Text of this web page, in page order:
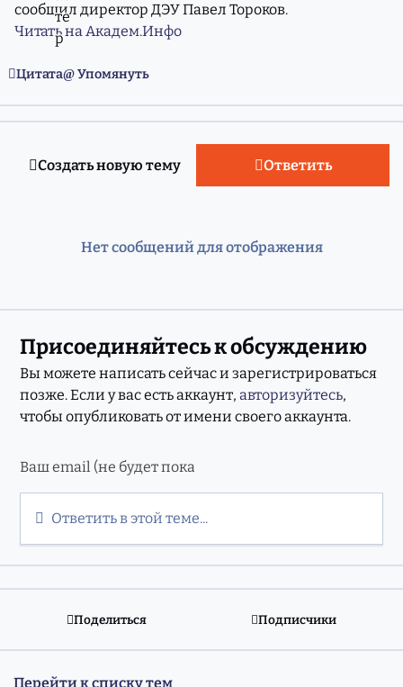
сообщил директор ДЭУ Павел Тороков.
Читать на Академ.Инфо
Цитата Упомянуть
Создать новую тему Ответить
Нет сообщений для отображения
Присоединяйтесь к обсуждению
Вы можете написать сейчас и зарегистрироваться
позже. Если у вас есть аккаунт,авторизуйтесь,
чтобы опубликовать от имени своего аккаунта.
Ответить в этой теме...
Поделиться Подписчики
Перейти к списку тем